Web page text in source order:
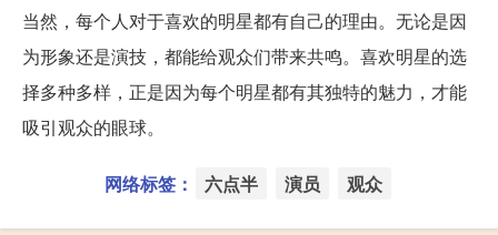
当然，每个人对于喜欢的明星都有自己的理由。无论是因
为形象还是演技，都能给观众们带来共鸣。喜欢明星的选
择多种多样，正是因为每个明星都有其独特的魅力，才能
吸引观众的眼球。
网络标签： 六点半 演员 观众